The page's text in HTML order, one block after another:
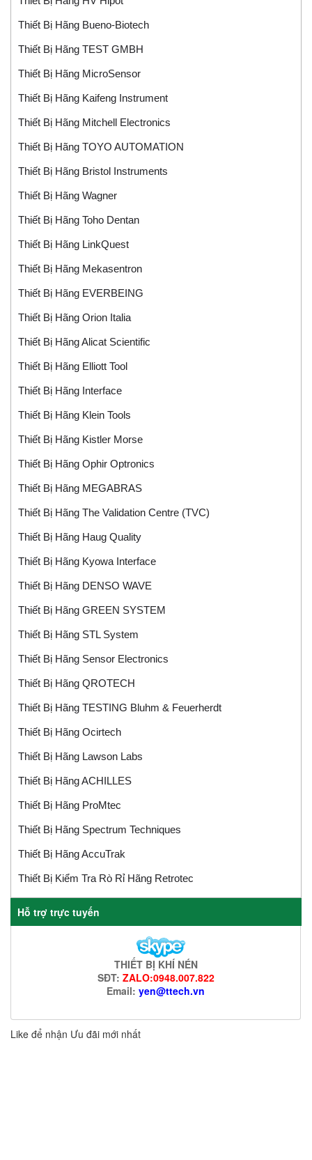
Thiết Bị Hãng Bueno-Biotech
Thiết Bị Hãng TEST GMBH
Thiết Bị Hãng MicroSensor
Thiết Bị Hãng Kaifeng Instrument
Thiết Bị Hãng Mitchell Electronics
Thiết Bị Hãng TOYO AUTOMATION
Thiết Bị Hãng Bristol Instruments
Thiết Bị Hãng Wagner
Thiết Bị Hãng Toho Dentan
Thiết Bị Hãng LinkQuest
Thiết Bị Hãng Mekasentron
Thiết Bị Hãng EVERBEING
Thiết Bị Hãng Orion Italia
Thiết Bị Hãng Alicat Scientific
Thiết Bị Hãng Elliott Tool
Thiết Bị Hãng Interface
Thiết Bị Hãng Klein Tools
Thiết Bị Hãng Kistler Morse
Thiết Bị Hãng Ophir Optronics
Thiết Bị Hãng MEGABRAS
Thiết Bị Hãng The Validation Centre (TVC)
Thiết Bị Hãng Haug Quality
Thiết Bị Hãng Kyowa Interface
Thiết Bị Hãng DENSO WAVE
Thiết Bị Hãng GREEN SYSTEM
Thiết Bị Hãng STL System
Thiết Bị Hãng Sensor Electronics
Thiết Bị Hãng QROTECH
Thiết Bị Hãng TESTING Bluhm & Feuerherdt
Thiết Bị Hãng Ocirtech
Thiết Bị Hãng Lawson Labs
Thiết Bị Hãng ACHILLES
Thiết Bị Hãng ProMtec
Thiết Bị Hãng Spectrum Techniques
Thiết Bị Hãng AccuTrak
Thiết Bị Kiểm Tra Rò Rỉ Hãng Retrotec
Hỗ trợ trực tuyến
THIẾT BỊ KHÍ NÉN
SĐT: ZALO:0948.007.822
Email: yen@ttech.vn
Like để nhận Ưu đãi mới nhất